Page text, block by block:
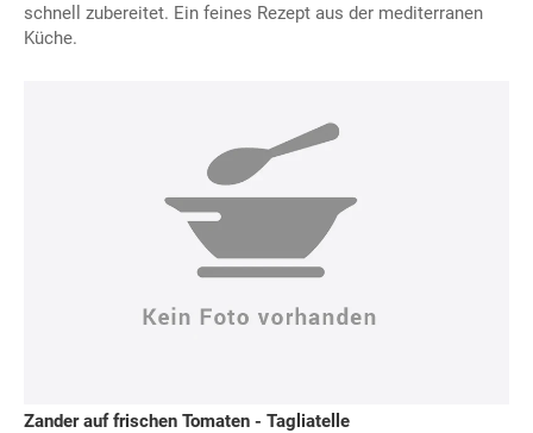
schnell zubereitet. Ein feines Rezept aus der mediterranen
Küche.
Zander auf frischen Tomaten - Tagliatelle